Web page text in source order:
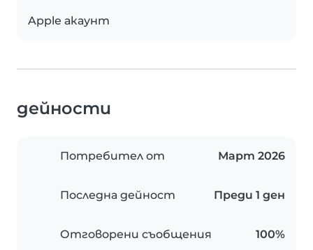
Apple акаунт
дейности
Потребител от Март 2026
Последна дейност Преди 1 ден
Отговорени съобщения 100%